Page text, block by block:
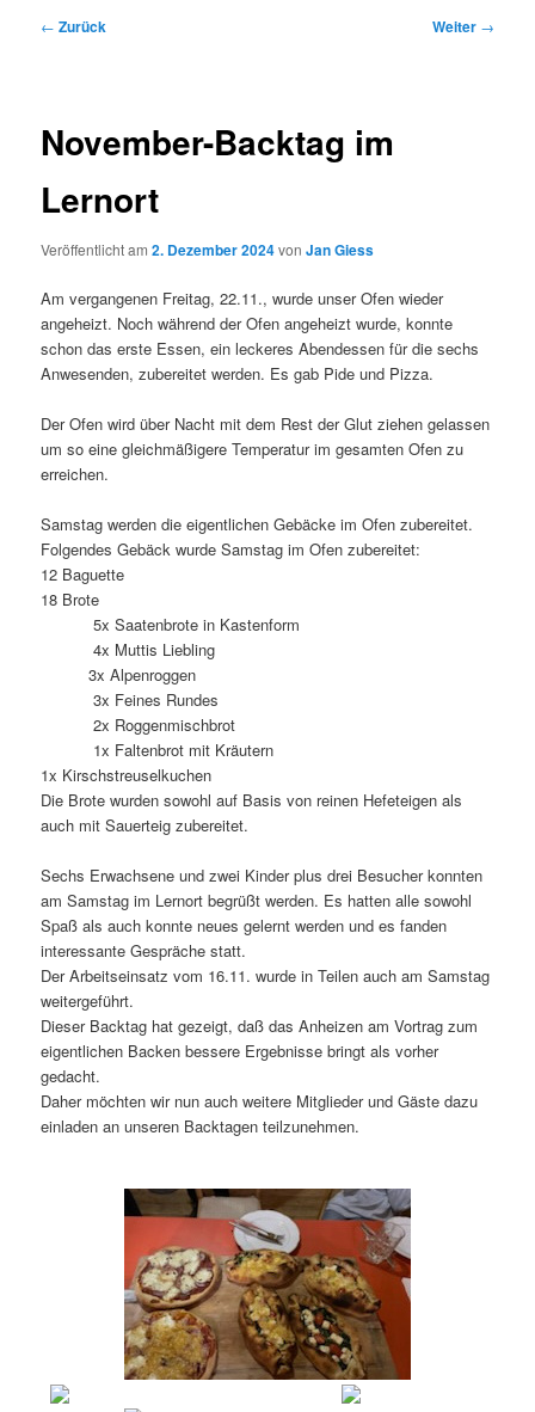
Beitragsnavigation
← Zurück Weiter →
November-Backtag im
Lernort
Veröffentlicht am2. Dezember 2024vonJan Giess
Am vergangenen Freitag, 22.11., wurde unser Ofen wieder
angeheizt. Noch während der Ofen angeheizt wurde, konnte
schon das erste Essen, ein leckeres Abendessen für die sechs
Anwesenden, zubereitet werden. Es gab Pide und Pizza.
Der Ofen wird über Nacht mit dem Rest der Glut ziehen gelassen
um so eine gleichmäßigere Temperatur im gesamten Ofen zu
erreichen.
Samstag werden die eigentlichen Gebäcke im Ofen zubereitet.
Folgendes Gebäck wurde Samstag im Ofen zubereitet:
12 Baguette
18 Brote
5x Saatenbrote in Kastenform
4x Muttis Liebling
3x Alpenroggen
3x Feines Rundes
2x Roggenmischbrot
1x Faltenbrot mit Kräutern
1x Kirschstreuselkuchen
Die Brote wurden sowohl auf Basis von reinen Hefeteigen als
auch mit Sauerteig zubereitet.
Sechs Erwachsene und zwei Kinder plus drei Besucher konnten
am Samstag im Lernort begrüßt werden. Es hatten alle sowohl
Spaß als auch konnte neues gelernt werden und es fanden
interessante Gespräche statt.
Der Arbeitseinsatz vom 16.11. wurde in Teilen auch am Samstag
weitergeführt.
Dieser Backtag hat gezeigt, daß das Anheizen am Vortrag zum
eigentlichen Backen bessere Ergebnisse bringt als vorher
gedacht.
Daher möchten wir nun auch weitere Mitglieder und Gäste dazu
einladen an unseren Backtagen teilzunehmen.